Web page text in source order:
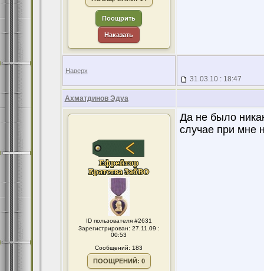
Поощрить
Наказать
Наверх
31.03.10 : 18:47
Ахматдинов Эдуа
ID пользователя #2631
Зарегистрирован: 27.11.09 :
00:53
Сообщений: 183
ПООЩРЕНИЙ: 0
Да не было
случае при мне